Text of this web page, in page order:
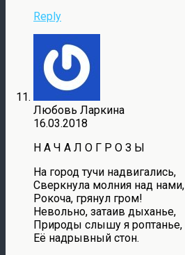
Reply
Любовь Ларкина
16.03.2018
Н А Ч А Л О Г Р О З Ы
На город тучи надвигались,
Сверкнула молния над нами,
Рокоча, грянул гром!
Невольно, затаив дыханье,
Природы слышу я роптанье,
Её надрывный стон.